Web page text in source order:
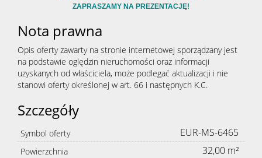
ZAPRASZAMY NA PREZENTACJĘ!
Nota prawna
Opis oferty zawarty na stronie internetowej sporządzany jest
na podstawie oględzin nieruchomości oraz informacji
uzyskanych od właściciela, może podlegać aktualizacji i nie
stanowi oferty określonej w art. 66 i następnych K.C.
Szczegóły
Symbol oferty EUR-MS-6465
Powierzchnia 32,00 m²